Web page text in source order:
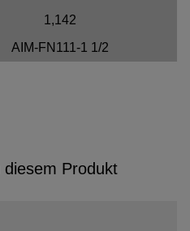
1,142
AIM-FN111-1 1/2
diesem Produkt